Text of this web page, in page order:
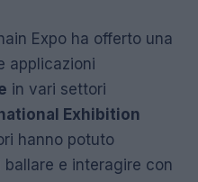
Expo ha offerto una
applicazioni
in vari settori
Exhibition
hanno potuto
e interagire con